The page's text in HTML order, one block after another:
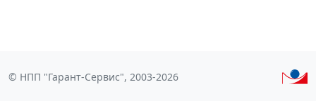
© НПП "Гарант-Сервис", 2003-2026